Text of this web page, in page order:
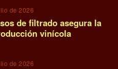
de 2026
de filtrado asegura la
vinícola
de 2026